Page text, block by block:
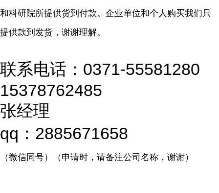
和科研院所提供货到付款。企业单位和个人购买我们只
提供款到发货，谢谢理解。
联系电话：0371-55581280
15378762485
张经理
qq：2885671658
（微信同号）（申请时，请备注公司名称，谢谢）